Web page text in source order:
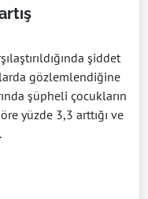
şiddet
gözlemlendiğine
şüpheli çocukların
yüzde 3,3 arttığı ve